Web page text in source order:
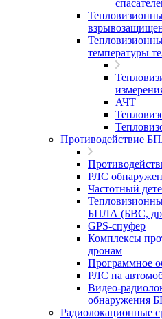
температуры
АЧТ
Противодействие
РЛС
Частотный
БПЛА (БВС,
GPS-спуфер
Комплексы
дронам
Программное
РЛС на
Видео-
обнаружения
Радиолокационные